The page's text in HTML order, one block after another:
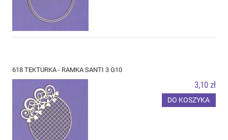
618 TEKTURKA - RAMKA SANTI 3 G10
3,10 zł
DO KOSZYKA